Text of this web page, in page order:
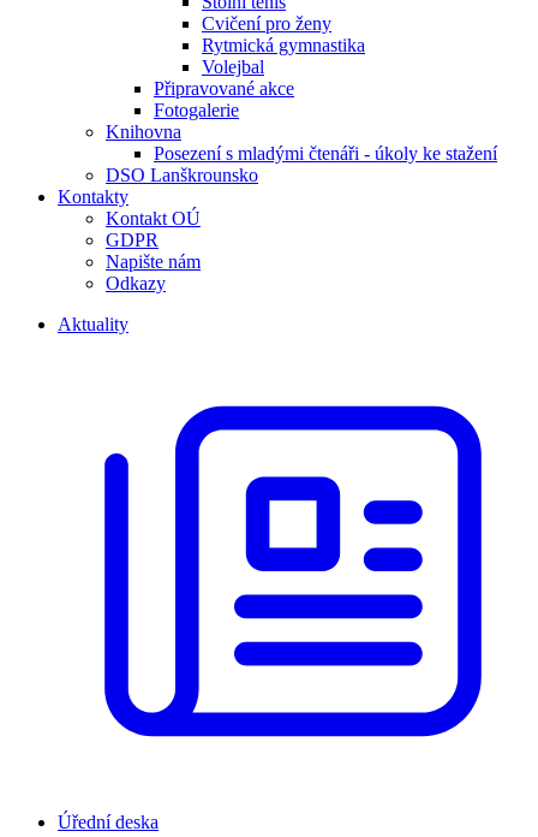
Cvičení pro ženy
Rytmická gymnastika
Volejbal
Připravované akce
Fotogalerie
Knihovna
Posezení s mladými čtenáři - úkoly ke stažení
DSO Lanškrounsko
Kontakty
Kontakt OÚ
GDPR
Napište nám
Odkazy
Aktuality
Úřední deska